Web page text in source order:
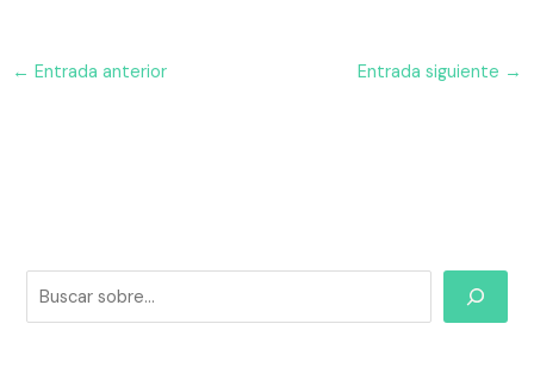
← Entrada anterior Entrada siguiente →